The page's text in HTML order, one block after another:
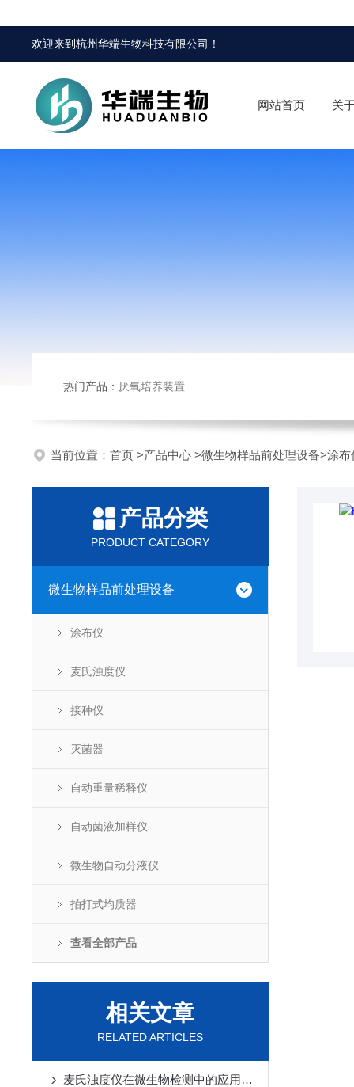
欢迎来到杭州华端生物科技有限公司 ！
网站首页 关
热门产品： 厌氧培养装置
当前位置： 首页 >产品中心 >微生物样品前处理设备>涂布
产品分类
PRODUCT CATEGORY
微生物样品前处理设备
涂布仪
麦氏浊度仪
接种仪
灭菌器
自动重量稀释仪
自动菌液加样仪
微生物自动分液仪
拍打式均质器
查看全部产品
相关文章
RELATED ARTICLES
麦氏浊度仪在微生物检测中的应用：菌液浓度测定技巧